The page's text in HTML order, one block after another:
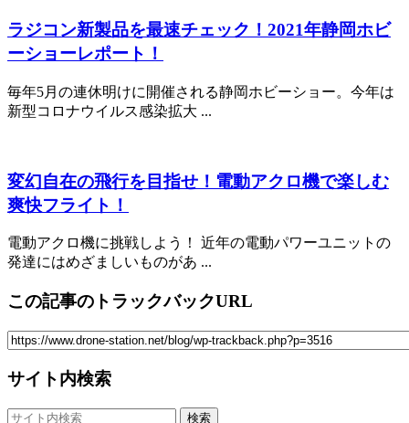
ラジコン新製品を最速チェック！2021年静岡ホビ
ーショーレポート！
毎年5月の連休明けに開催される静岡ホビーショー。今年は
新型コロナウイルス感染拡大 ...
変幻自在の飛行を目指せ！電動アクロ機で楽しむ
爽快フライト！
電動アクロ機に挑戦しよう！ 近年の電動パワーユニットの
発達にはめざましいものがあ ...
この記事のトラックバックURL
サイト内検索